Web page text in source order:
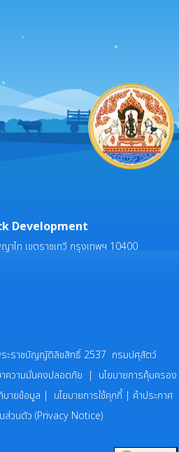
Development
ไท เขตราชเทวี กรุงเทพฯ 10400
ะราชบัญญัติลิขสิทธิ์ 2537 กรมปศุสัตว์
ความมั่นคงปลอดภัย | นโยบายการคุ้มครอง
บายข้อมูล | นโยบายการใช้คุกกี้ | คำประกาศ
ส่วนตัว (Privacy Notice)